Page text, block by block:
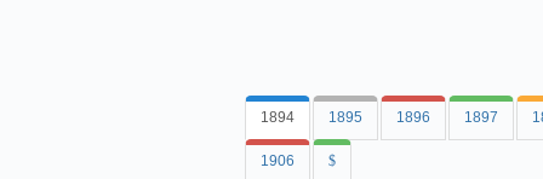
1894 1895 1896 1897
1906 $